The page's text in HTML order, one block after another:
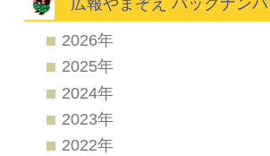
2026年
2025年
2024年
2023年
2022年